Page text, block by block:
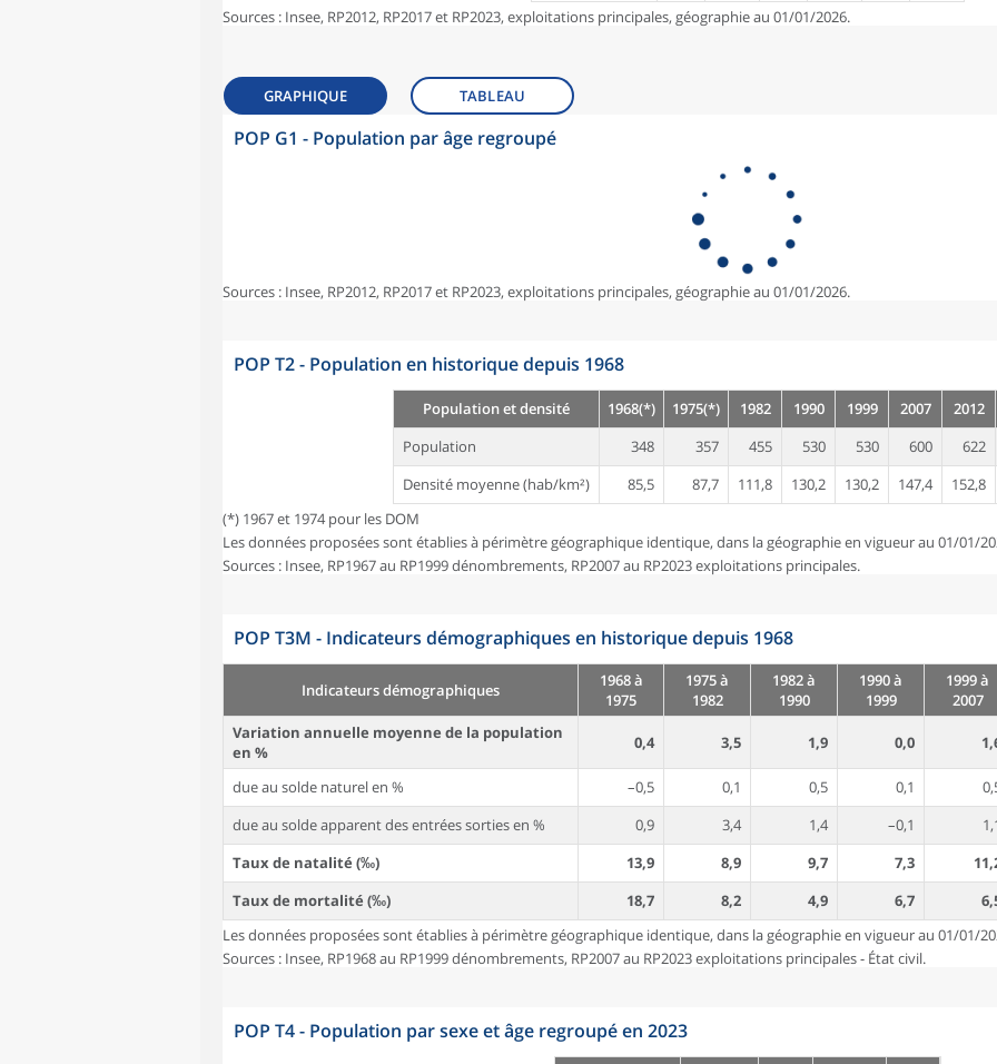
Sources : Insee, RP2012, RP2017 et RP2023, exploitations principales, géographie au 01/01/2026.
GRAPHIQUE TABLEAU
POP G1 - Population par âge regroupé
Sources : Insee, RP2012, RP2017 et RP2023, exploitations principales, géographie au 01/01/2026.
POP T2 - Population en historique depuis 1968
Population et densité 1968(*) 1975(*) 1982 1990 1999 2007
2012
Population
348 357 455 530 530 600
622
Densité moyenne (hab/km²)
85,5 87,7 111,8 130,2 130,2 147,4
152,8
(*) 1967 et 1974 pour les DOM
Les données proposées sont établies à périmètre géographique identique, dans la géographie en vigueur au 01/01/
Sources : Insee, RP1967 au RP1999 dénombrements, RP2007 au RP2023 exploitations principales.
POP T3M - Indicateurs démographiques en historique depuis 1968
Indicateurs démographiques
1968 à
1975
1975 à
1982
1982 à
1990
1990 à
1999
1999 à
2007
Variation annuelle moyenne de la population
en %
0,4 3,5 1,9 0,0
due au solde naturel en % –0,5 0,1 0,5 0,1
due au solde apparent des entrées sorties en %
0,9 3,4 1,4 –0,1
Taux de natalité (‰)
13,9 8,9 9,7 7,3
Taux de mortalité (‰)
18,7 8,2 4,9 6,7
Les données proposées sont établies à périmètre géographique identique, dans la géographie en vigueur au 01/01/
Sources : Insee, RP1968 au RP1999 dénombrements, RP2007 au RP2023 exploitations principales - État civil.
POP T4 - Population par sexe et âge regroupé en 2023